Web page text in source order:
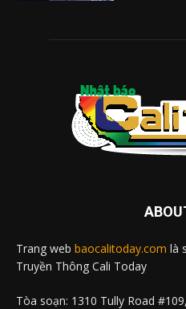
Trang web baocalitoday.com là
Truyền Thông Cali Today
Tòa soạn: 1310 Tully Road